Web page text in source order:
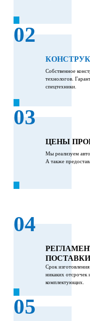
02
Собственное
технологов.
спецтехники.
03
ЦЕНЫ
Мы реализуем
А также
04
ПОСТАВКИ
Срок
никаких отсрочек
комплектующих.
05